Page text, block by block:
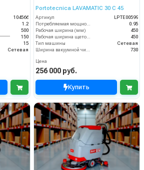
104566
1.2
500
150
15
Сетевая
Portotecnica LAVAMATIC 30 С 45
Артикул
LPTE00599
Потребляемая мощность (кВт)
0.95
Рабочая ширина (мм)
450
Рабочая ширина щеток (мм)
450
Тип машины
Сетевая
Ширина вакуумной чистки (мм)
730
Цена
256 000 руб.
Купить